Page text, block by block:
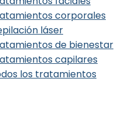
corporales
láser
de bienestar
capilares
los tratamientos